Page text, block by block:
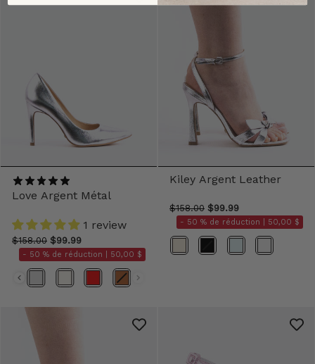
Love Argent Métal
1 review
$158.00 $99.99
- 50 % de réduction | 50,00 $
Couleurs
Kiley Argent Leather
$158.00 $99.99
- 50 % de réduction | 50,00 $
Couleur